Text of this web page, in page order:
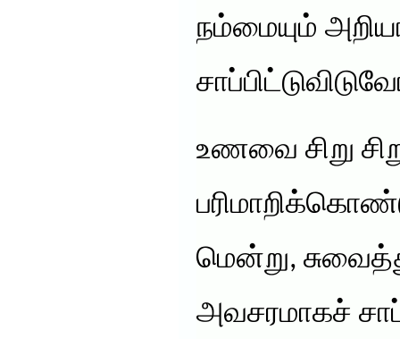
நம்மையும்
உணவை சிறு
மென்று,
அவசரமாகச்